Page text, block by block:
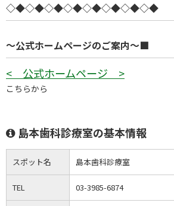
◇◆◇◆◇◆◇◆◇◆◇◆◇◆◇◆
～公式ホームページのご案内～■
< 公式ホームページ >
こちらから
島本歯科診療室の基本情報
スポット名 島本歯科診療室
TEL 03-3985-6874